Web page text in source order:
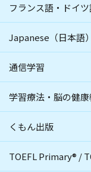
フランス語・ドイ
Japanese（日本語）
通信学習
学習療法・脳の健
くもん出版
TOEFL Primary® /